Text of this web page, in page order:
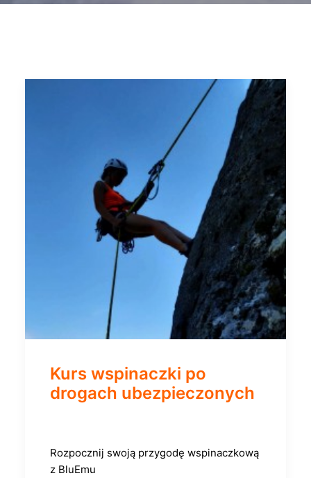
Kurs wspinaczki po
drogach ubezpieczonych
Rozpocznij swoją przygodę wspinaczkową
z BluEmu